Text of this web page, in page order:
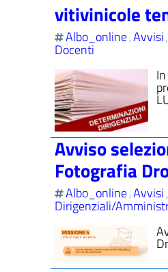
vitivinicole
Albo_online,Avvisi,
Docenti
Avviso
Fotografia
Albo_online,Avvisi,
Dirigenziali/